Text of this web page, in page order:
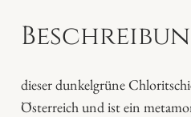
l
h
l
dieser dunkelgrüne
Österreich und ist ein